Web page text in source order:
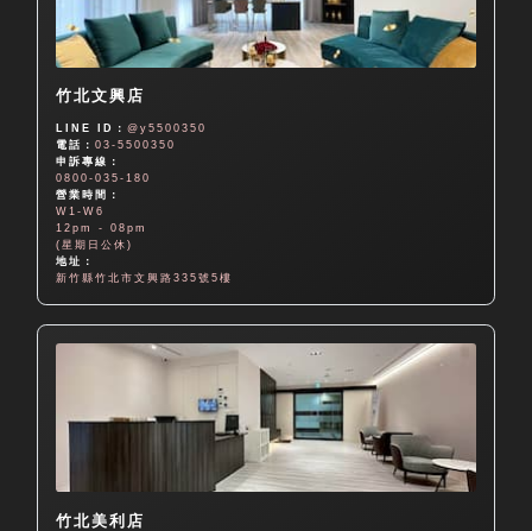
竹北文興店
LINE ID：@y5500350
電話：03-5500350
申訴專線：
0800-035-180
營業時間：
W1-W6
12pm - 08pm
(星期日公休)
地址：
新竹縣竹北市文興路335號5樓
竹北美利店